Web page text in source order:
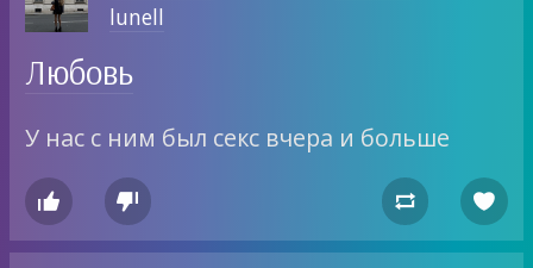
lunell
Любовь
У нас с ним был секс вчера и больше
   